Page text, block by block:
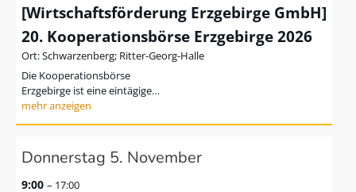
[Wirtschaftsförderung Erzgebirge GmbH]
20. Kooperationsbörse Erzgebirge 2026
Schwarzenberg; Ritter-Georg-Halle
Die Kooperationsbörse
Erzgebirge ist eine eintägige…
Donnerstag 5. November
9:00 – 17:00